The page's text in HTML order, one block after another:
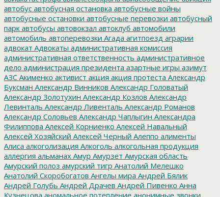
автобус автобусная остановка автобусные войны
автобусные остановки автобусные перевозки автобусный
парк автобусы автовокзал автоклуб автомобили
автомобиль автоперевозки Агада агитпоезд аграрии
адвокат Адвокаты административная комиссия
административная ответственность административное
дело администрация президента азартные игры азимут
АЗС Акименко активист акция акция протеста Александр
Буксман Александр Винников Александр Головатый
Александр Золотухин Александр Козлов Александр
Левинталь Александр Ливенталь Александр Романов
Александр Соловьев Александр Чаплыгин Александра
Филиппова Алексей Корниенко Алексей Навальный
Алексей Хозяйский Алексей Черный Алеппо алименты
Алиса алкоголизация Алкоголь алкогольная продукция
аллергия альманах Амур Амурзет Амурская область
Амурский полоз амурский тигр Анатолий Мелешко
Анатолий Скоробогатов Ангелы мира Андрей Бялик
Андрей Голубь Андрей Драчев Андрей Пивенко Анна
Кузнецова аномальное потепление анонимные звонки